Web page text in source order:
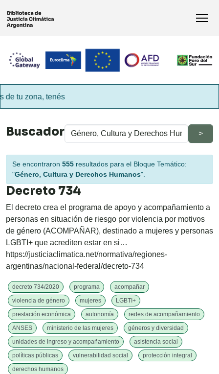
tu zona, tenés
Buscador
Se encontraron 555 resultados para el Bloque Temático:
"Género, Cultura y Derechos Humanos".
Decreto 734
El decreto crea el programa de apoyo y acompañamiento a
personas en situación de riesgo por violencia por motivos
de género (ACOMPAÑAR), destinado a mujeres y personas
LGBTI+ que acrediten estar en si…
https://justiciaclimatica.net/normativa/regiones-
argentinas/nacional-federal/decreto-734
decreto 734/2020 programa
acompañar
violencia de género
mujeres
LGBTI+
prestación económica
autonomía
redes de acompañamiento
ANSES
ministerio de las mujeres
géneros y diversidad
unidades de ingreso y acompañamiento
asistencia social
políticas públicas
vulnerabilidad social
protección integral
derechos humanos